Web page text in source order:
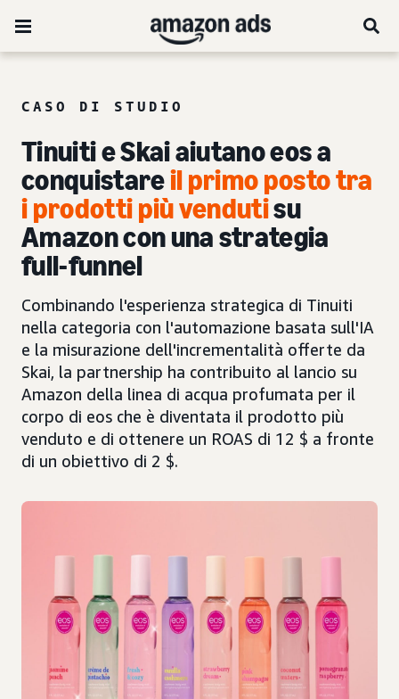
CASO DI STUDIO
Tinuiti e Skai aiutano eos a
conquistareil primo posto tra
i prodotti più vendutisu
Amazon con una strategia
full-funnel
Combinando l'esperienza strategica di Tinuiti
nella categoria con l'automazione basata sull'IA
e la misurazione dell'incrementalità offerte da
Skai, la partnership ha contribuito al lancio su
Amazon della linea di acqua profumata per il
corpo di eos che è diventata il prodotto più
venduto e di ottenere un ROAS di 12 $ a fronte
di un obiettivo di 2 $.